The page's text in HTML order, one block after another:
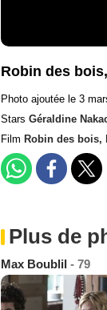
Robin des
Photo ajoutée le 3
Stars Géraldine
Film Robin des bois,
Plus de
Max Boublil - 79